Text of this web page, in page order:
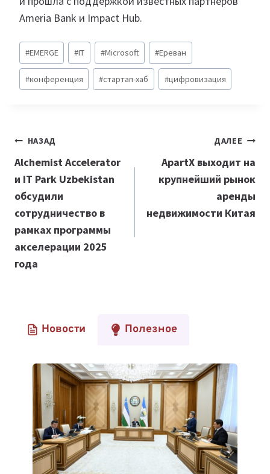
Ameria Bank и Impact Hub.
Метки
записи:
#EMERGE #IT #Microsoft #Ереван
#конференция #стартап-хаб #цифровизация
Навигация
по
записям
НАЗАД
Alchemist Accelerator
и IT Park Uzbekistan
обсудили
сотрудничество в
рамках программы
акселерации 2025
года
ДАЛЕЕ
ApartX выходит на
крупнейший рынок
аренды
недвижимости Китая
Новости Полезное